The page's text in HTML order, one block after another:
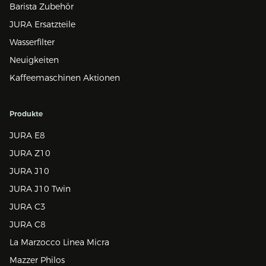
Barista Zubehör
JURA Ersatzteile
Wasserfilter
Neuigkeiten
Kaffeemaschinen Aktionen
Produkte
JURA E8
JURA Z10
JURA J10
JURA J10 Twin
JURA C3
JURA C8
La Marzocco Linea Micra
Mazzer Philos